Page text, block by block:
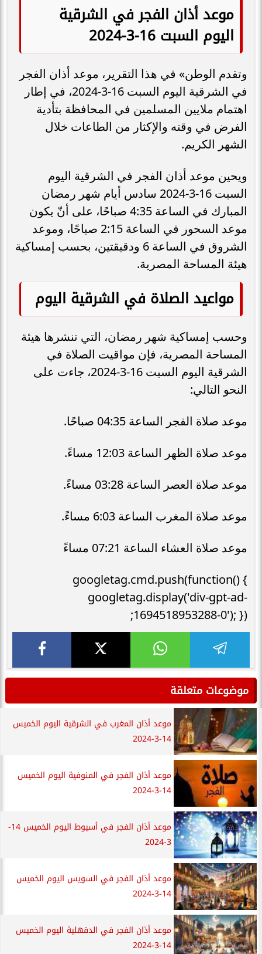
موعد أذان الفجر في الشرقية
اليوم السبت 16-3-2024
وتقدم الوطن» في هذا التقرير، موعد أذان الفجر
في الشرقية اليوم السبت 16-3-2024، في إطار
اهتمام ملايين المسلمين في المحافظة بتأدية
الفرض في وقته والإكثار من الطاعات خلال
الشهر الكريم.
ويحين موعد أذان الفجر في الشرقية اليوم
السبت 16-3-2024 سادس أيام شهر رمضان
المبارك في الساعة 4:35 صباحًا، على أنّ يكون
موعد السحور في الساعة 2:15 صباحًا، وموعد
الشروق في الساعة 6 ودقيقتين، بحسب إمساكية
هيئة المساحة المصرية.
مواعيد الصلاة في الشرقية اليوم
وحسب إمساكية شهر رمضان، التي تنشرها هيئة
المساحة المصرية، فإن مواقيت الصلاة في
الشرقية اليوم السبت 16-3-2024، جاءت على
النحو التالي:
موعد صلاة الفجر الساعة 04:35 صباحًا.
موعد صلاة الظهر الساعة 12:03 مساءً.
موعد صلاة العصر الساعة 03:28 مساءً.
موعد صلاة المغرب الساعة 6:03 مساءً.
موعد صلاة العشاء الساعة 07:21 مساءً
googletag.cmd.push(function() {
googletag.display('div-gpt-ad-
1694518953288-0'); });
موضوعات متعلقة
موعد أذان المغرب في الشرقية اليوم الخميس
14-3-2024
موعد أذان الفجر في المنوفية اليوم الخميس
14-3-2024
موعد أذان الفجر في أسيوط اليوم الخميس 14-
3-2024
موعد أذان الفجر في السويس اليوم الخميس
14-3-2024
موعد أذان الفجر في الدقهلية اليوم الخميس
14-3-2024